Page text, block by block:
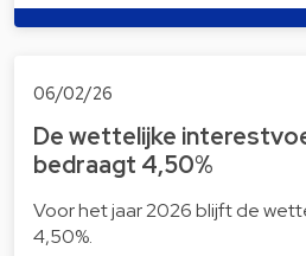
06/02/26
De wettelijke
bedraagt 4,50%
Voor het jaar 2026 blijft de
4,50%.